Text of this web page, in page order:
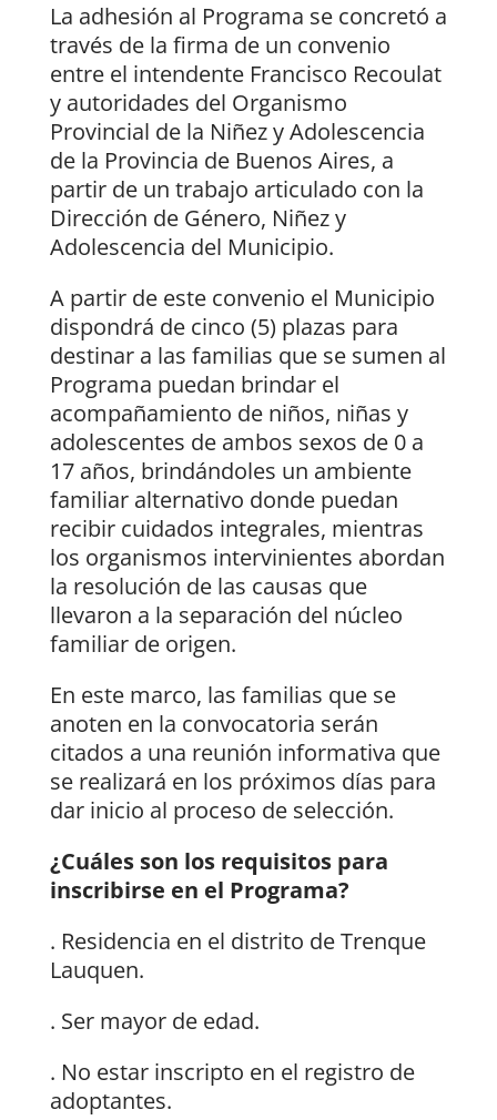
La adhesión al Programa se concretó a
través de la firma de un convenio
entre el intendente Francisco Recoulat
y autoridades del Organismo
Provincial de la Niñez y Adolescencia
de la Provincia de Buenos Aires, a
partir de un trabajo articulado con la
Dirección de Género, Niñez y
Adolescencia del Municipio.
A partir de este convenio el Municipio
dispondrá de cinco (5) plazas para
destinar a las familias que se sumen al
Programa puedan brindar el
acompañamiento de niños, niñas y
adolescentes de ambos sexos de 0 a
17 años, brindándoles un ambiente
familiar alternativo donde puedan
recibir cuidados integrales, mientras
los organismos intervinientes abordan
la resolución de las causas que
llevaron a la separación del núcleo
familiar de origen.
En este marco, las familias que se
anoten en la convocatoria serán
citados a una reunión informativa que
se realizará en los próximos días para
dar inicio al proceso de selección.
¿Cuáles son los requisitos para
inscribirse en el Programa?
. Residencia en el distrito de Trenque
Lauquen.
. Ser mayor de edad.
. No estar inscripto en el registro de
adoptantes.